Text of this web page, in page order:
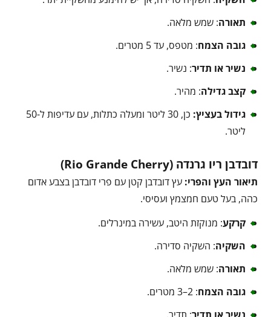
תאורה: שמש מלאה.
גובה הצמח: מטפס, עד 5 מטרים.
נשיר או תדיר: נשיר.
קצב גדילה: מהיר.
גידול בעציץ:
כן, 30 ליטר ומעלה כתלות, עם עדיפות ל-50
ליטר.
דובדבן ריו גרנדה (Rio Grande Cherry)
תיאור העץ והפרי:עץ דובדבן קטן עם פרי דובדבן בצבע אדום
כהה, בעל טעם חמצמץ ועסיסי.
קרקע: מנוקזת היטב, עשירה במינרלים.
השקיה: השקיה סדירה.
תאורה: שמש מלאה.
גובה הצמח: 2–3 מטרים.